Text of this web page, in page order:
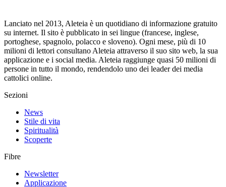
Lanciato nel 2013, Aleteia è un quotidiano di informazione gratuito
su internet. Il sito è pubblicato in sei lingue (francese, inglese,
portoghese, spagnolo, polacco e sloveno). Ogni mese, più di 10
milioni di lettori consultano Aleteia attraverso il suo sito web, la sua
applicazione e i social media. Aleteia raggiunge quasi 50 milioni di
persone in tutto il mondo, rendendolo uno dei leader dei media
cattolici online.
Sezioni
News
Stile di vita
Spiritualità
Scoperte
Fibre
Newsletter
Applicazione